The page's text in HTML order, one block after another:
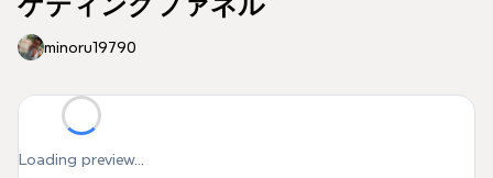
minoru19790
Loading preview...